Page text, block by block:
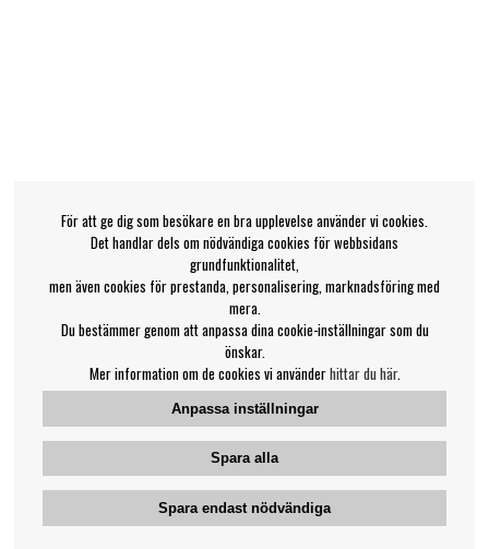
För att ge dig som besökare en bra upplevelse använder vi cookies.
Det handlar dels om nödvändiga cookies för webbsidans
grundfunktionalitet,
men även cookies för prestanda, personalisering, marknadsföring med
mera.
Du bestämmer genom att anpassa dina cookie-inställningar som du
önskar.
Mer information om de cookies vi använderhittar du här.
Anpassa inställningar
Spara alla
Spara endast nödvändiga